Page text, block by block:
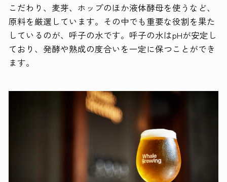
こだわり、麦芽、ホップのほか液体酵母を使うなど、
原料を厳選しています。その中でも重要な役割を果た
しているのが、呼子の水です。呼子の水はpHが安定し
ており、発酵や熟成の度合いを一定に保つことができ
ます。